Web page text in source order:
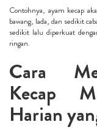
Contohnya, ayam kecap
bawang, lada, dan sedikit
sedikit lalu diperkuat
ringan.
Cara
Kecap
Harian